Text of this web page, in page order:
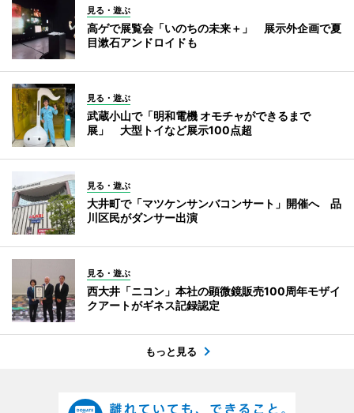
見る・遊ぶ
高ゲで展覧会「いのちの未来＋」 展示外企画で夏
目漱石アンドロイドも
見る・遊ぶ
武蔵小山で「明和電機 オモチャができるまで
展」 大型トイなど展示100点超
見る・遊ぶ
大井町で「マツケンサンバコンサート」開催へ 品
川区民がダンサー出演
見る・遊ぶ
西大井「ニコン」本社の顕微鏡販売100周年モザイ
クアートがギネス記録認定
もっと見る